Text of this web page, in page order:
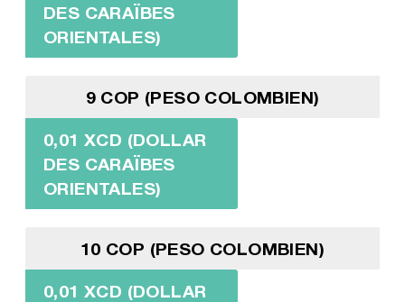
DES CARAÏBES
ORIENTALES)
9 COP (PESO COLOMBIEN)
0,01 XCD (DOLLAR
DES CARAÏBES
ORIENTALES)
10 COP (PESO COLOMBIEN)
0,01 XCD (DOLLAR